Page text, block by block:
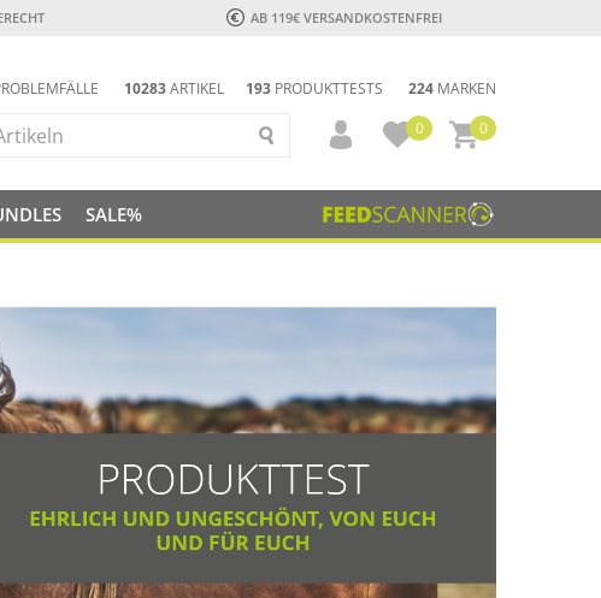
AB 119€ VERSANDKOSTENFREI
193 PRODUKTTESTS 224 MARKEN
10283ARTIKEL
0
0
SALE%